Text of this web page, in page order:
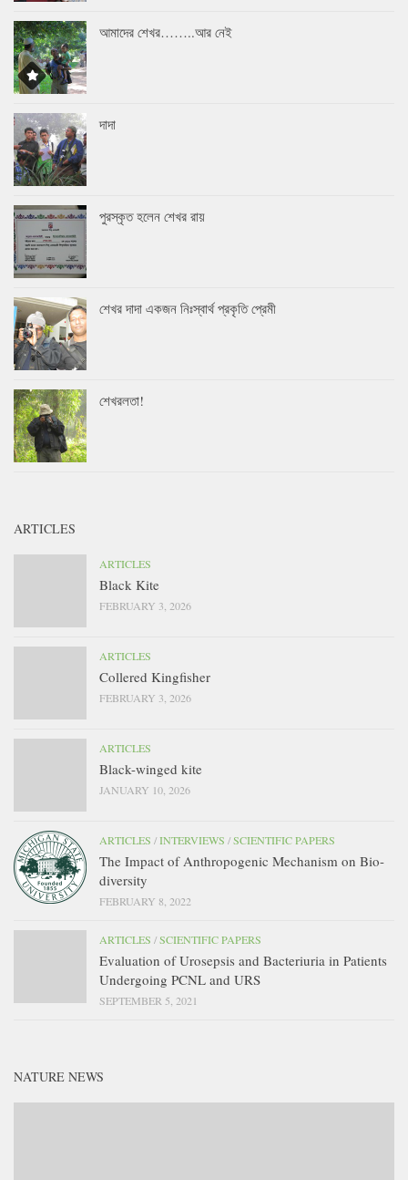
আমাদের শেখর……..আর নেই
দাদা
পুরস্কৃত হলেন শেখর রায়
শেখর দাদা একজন নিঃস্বার্থ প্রকৃতি প্রেমী
শেখরলতা!
ARTICLES
ARTICLES
Black Kite
FEBRUARY 3, 2026
ARTICLES
Collered Kingfisher
FEBRUARY 3, 2026
ARTICLES
Black-winged kite
JANUARY 10, 2026
ARTICLES /INTERVIEWS /SCIENTIFIC PAPERS
The Impact of Anthropogenic Mechanism on Bio-
diversity
FEBRUARY 8, 2022
ARTICLES /SCIENTIFIC PAPERS
Evaluation of Urosepsis and Bacteriuria in Patients
Undergoing PCNL and URS
SEPTEMBER 5, 2021
NATURE NEWS